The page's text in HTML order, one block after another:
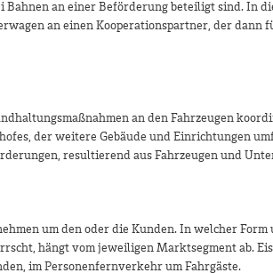
an einer Beförderung beteiligt sind. In
an einen Kooperationspartner, der dann
an den Fahrzeugen
der weitere Gebäude und Einrichtungen
resultierend aus Fahrzeugen und
um den oder die Kunden. In welcher Form
hängt vom jeweiligen Marktsegment ab.
im Personenfernverkehr um Fahrgäste.